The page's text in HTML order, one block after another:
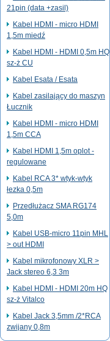
21pin (data +zasil)
Kabel HDMI - micro HDMI
1,5m miedź
Kabel HDMI - HDMI 0,5m HQ
sz-ż CU
Kabel Esata / Esata
Kabel zasilający do maszyn
Łucznik
Kabel HDMI - micro HDMI
1,5m CCA
Kabel HDMI 1,5m oplot -
regulowane
Kabel RCA 3* wtyk-wtyk
łezka 0,5m
Przedłużacz SMA RG174
5,0m
Kabel USB-micro 11pin MHL
> out HDMI
Kabel mikrofonowy XLR >
Jack stereo 6,3 3m
Kabel HDMI - HDMI 20m HQ
sz-ż Vitalco
Kabel Jack 3,5mm /2*RCA
zwijany 0,8m